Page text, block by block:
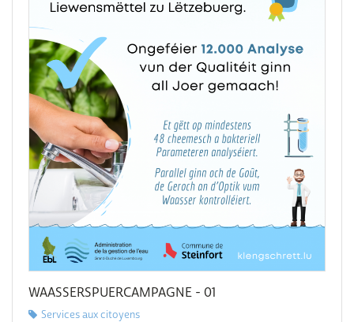
WAASSERSPUERCAMPAGNE - 01
Services aux citoyens